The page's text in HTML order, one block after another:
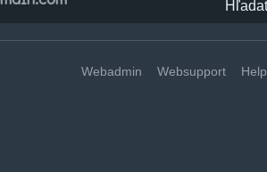
Webadmin Websupport Help